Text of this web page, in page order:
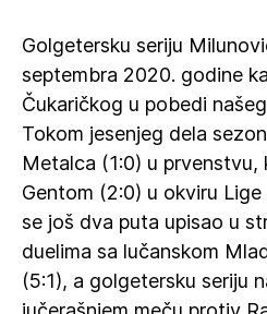
Golgetersku seriju
septembra 2020. godine
Čukaričkog u pobedi
Tokom jesenjeg dela
Metalca (1:0) u prvenstvu,
Gentom (2:0) u okviru
se još dva puta upisao u
duelima sa lučanskom
(5:1), a golgetersku seriju